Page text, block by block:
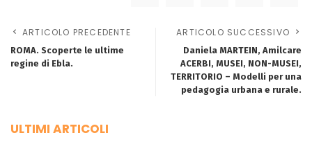
ARTICOLO PRECEDENTE
ROMA. Scoperte le ultime
regine di Ebla.
ARTICOLO SUCCESSIVO
Daniela MARTEIN, Amilcare
ACERBI, MUSEI, NON-MUSEI,
TERRITORIO – Modelli per una
pedagogia urbana e rurale.
ULTIMI ARTICOLI